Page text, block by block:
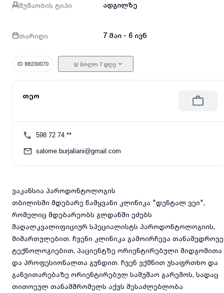
მუშაობის ტიპი ადგილზე
თარიღი 7 მაი - 6 ივნ
ID 88230070 5/ ბოლო 7 დღე
თეო
598 72 74 **
salome.burjaliani@gmail.com
ვაკანსია პაროდონტოლოგის
თბილისში მდებარე წამყვანი კლინიკა "დენტალ ვეი",
რომელიც მდებარეობს გლდანში ეძებს
მაღალკვალიფიციურ სპეციალისტს პაროდონტოლოგიის,
მიმართულებით. ჩვენი კლინიკა გამოირჩევა თანამედროვე
ტექნოლოგიებით, პაციენტზე ორიენტირებული მიდგომითა
და პროფესიონალთა გუნდით. ჩვენ ვქმნით უსაფრთხო და
განვითარებაზე ორიენტირებულ სამუშაო გარემოს, სადაც
თითოეულ თანამშრომელს აქვს შესაძლებლობა